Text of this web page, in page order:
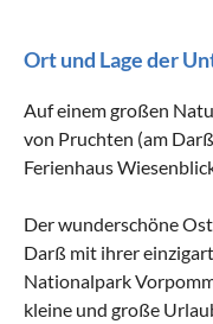
Ort und Lage der
Auf einem großen
von Pruchten (am
Ferienhaus
Der wunderschöne
Darß mit ihrer
Nationalpark
kleine und große